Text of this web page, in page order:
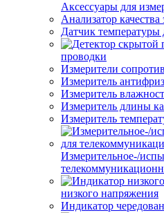
Аксессуары для
Анализатор качества
Датчик
проводки
Измерители
Измеритель
Измеритель
Измеритель длины
Измеритель
Измерительное-/
низкого напряжения
Индикатор